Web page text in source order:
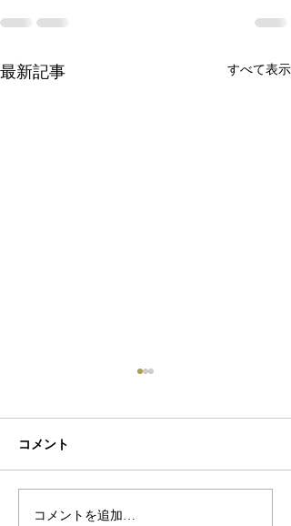
最新記事 すべて表示
初ネイル
コメント
コメントを追加…